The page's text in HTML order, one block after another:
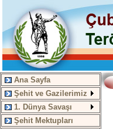
Ana Sayfa
Şehit ve Gazilerimiz
1. Dünya Savaşı
Şehit Mektupları